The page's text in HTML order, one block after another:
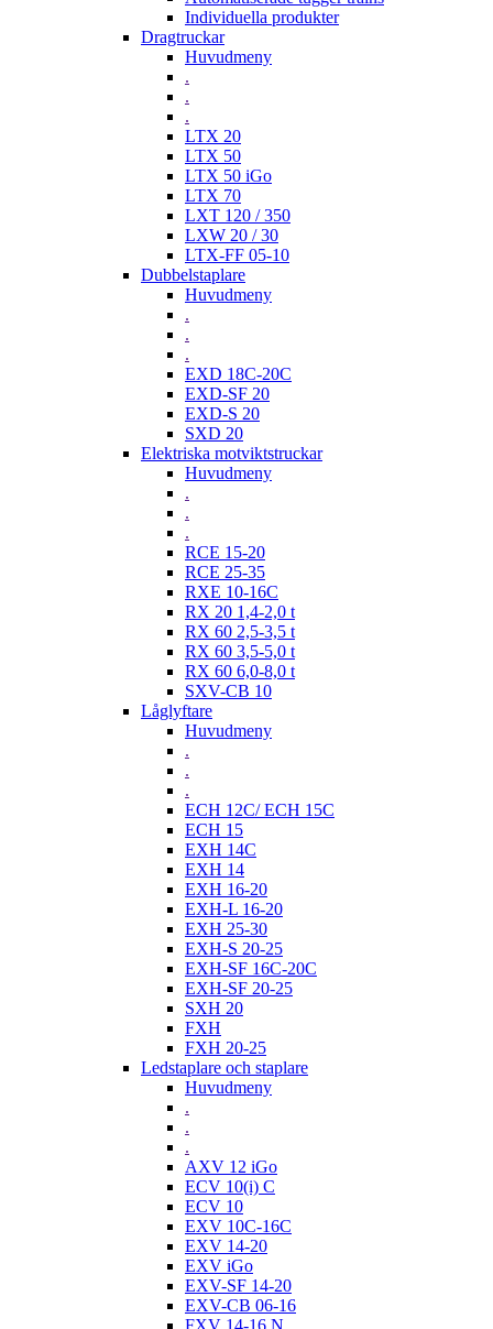
Individuella produkter
Dragtruckar
Huvudmeny
.
.
.
LTX 20
LTX 50
LTX 50 iGo
LTX 70
LXT 120 / 350
LXW 20 / 30
LTX-FF 05-10
Dubbelstaplare
Huvudmeny
.
.
.
EXD 18C-20C
EXD-SF 20
EXD-S 20
SXD 20
Elektriska motviktstruckar
Huvudmeny
.
.
.
RCE 15-20
RCE 25-35
RXE 10-16C
RX 20 1,4-2,0 t
RX 60 2,5-3,5 t
RX 60 3,5-5,0 t
RX 60 6,0-8,0 t
SXV-CB 10
Låglyftare
Huvudmeny
.
.
.
ECH 12C/ ECH 15C
ECH 15
EXH 14C
EXH 14
EXH 16-20
EXH-L 16-20
EXH 25-30
EXH-S 20-25
EXH-SF 16C-20C
EXH-SF 20-25
SXH 20
FXH
FXH 20-25
Ledstaplare och staplare
Huvudmeny
.
.
.
AXV 12 iGo
ECV 10(i) C
ECV 10
EXV 10C-16C
EXV 14-20
EXV iGo
EXV-SF 14-20
EXV-CB 06-16
FXV 14-16 N